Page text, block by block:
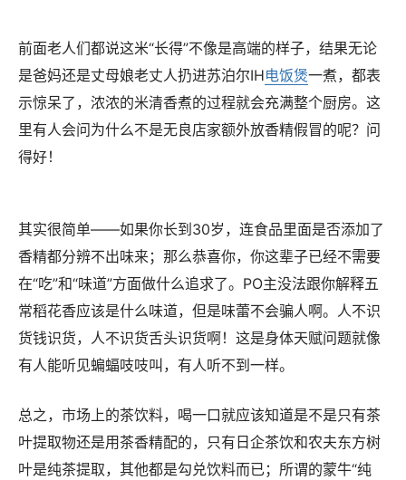
前面老人们都说这米“长得”不像是高端的样子，结果无论
是爸妈还是丈母娘老丈人扔进苏泊尔IH电饭煲一煮，都表
示惊呆了，浓浓的米清香煮的过程就会充满整个厨房。这
里有人会问为什么不是无良店家额外放香精假冒的呢？问
得好！
其实很简单——如果你长到30岁，连食品里面是否添加了
香精都分辨不出味来；那么恭喜你，你这辈子已经不需要
在“吃”和“味道”方面做什么追求了。PO主没法跟你解释五
常稻花香应该是什么味道，但是味蕾不会骗人啊。人不识
货钱识货，人不识货舌头识货啊！这是身体天赋问题就像
有人能听见蝙蝠吱吱叫，有人听不到一样。
总之，市场上的茶饮料，喝一口就应该知道是不是只有茶
叶提取物还是用茶香精配的，只有日企茶饮和农夫东方树
叶是纯茶提取，其他都是勾兑饮料而已；所谓的蒙牛“纯